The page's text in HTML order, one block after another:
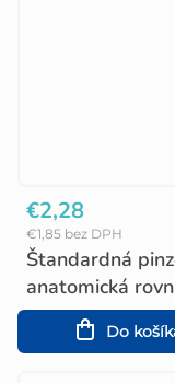
Štandardná
anatomická
cm
€1,85 bez DPH
€2,28
Do